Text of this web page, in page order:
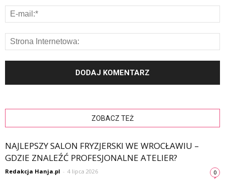
ZOBACZ TEŻ
NAJLEPSZY SALON FRYZJERSKI WE WROCŁAWIU –
GDZIE ZNALEŹĆ PROFESJONALNE ATELIER?
Redakcja Hanja.pl - 4 lipca 2026 0